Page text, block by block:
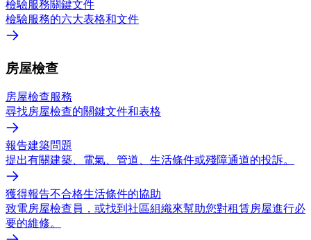
檢驗服務關鍵文件
檢驗服務的六大表格和文件
房屋檢查
房屋檢查服務
尋找房屋檢查的關鍵文件和表格
報告建築問題
提出有關建築、電氣、管道、生活條件或殘障通道的投訴。
獲得報告不合格生活條件的協助
致電房屋檢查員，或找到社區組織來幫助您對租賃房屋進行必
要的維修。